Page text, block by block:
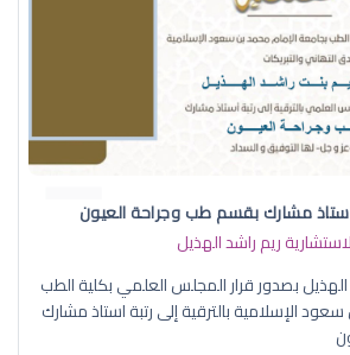
استاذ مشارك بقسم طب وجراحة العيون
ريم راشد الهذيل
الهذيل بصدور قرار المجلس العلمي بكلية الطب
الإسلامية بالترقية إلى رتبة استاذ مشارك